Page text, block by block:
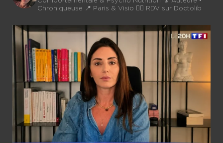
Chroniqueuse 📍 Paris & Visio 👉🏼 RDV sur Doctolib